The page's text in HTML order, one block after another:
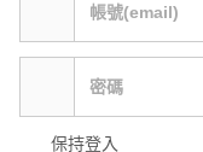
保持登入